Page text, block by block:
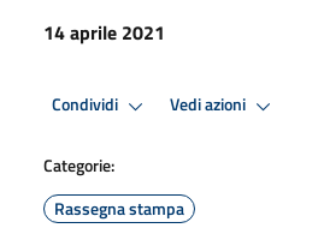
14 aprile 2021
Condividi Vedi azioni
Categorie:
Rassegna stampa